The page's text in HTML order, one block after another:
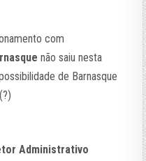
com
não saiu nesta
de Barnasque
Administrativo